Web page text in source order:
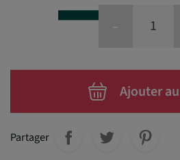
Ajouter
Partager